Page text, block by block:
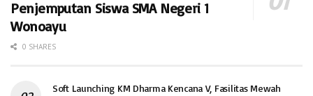
Penjemputan Siswa SMA Negeri 1
Wonoayu
0 SHARES
Soft Launching KM Dharma Kencana V, Fasilitas Mewah